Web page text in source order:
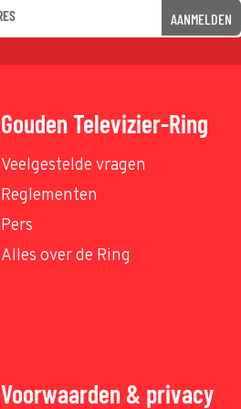
AANMELDEN
Gouden Televizier-Ring
Veelgestelde vragen
Reglementen
Pers
Alles over de Ring
Voorwaarden & privacy